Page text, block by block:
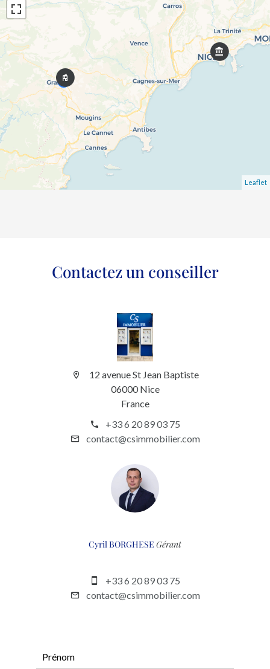
Leaflet
Contactez un conseiller
12 avenue St Jean Baptiste
06000 Nice
France
+33 6 20 89 03 75
contact@csimmobilier.com
Cyril BORGHESE Gérant
+33 6 20 89 03 75
contact@csimmobilier.com